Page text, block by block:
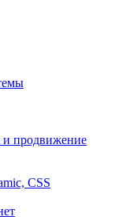
продвижение
CSS